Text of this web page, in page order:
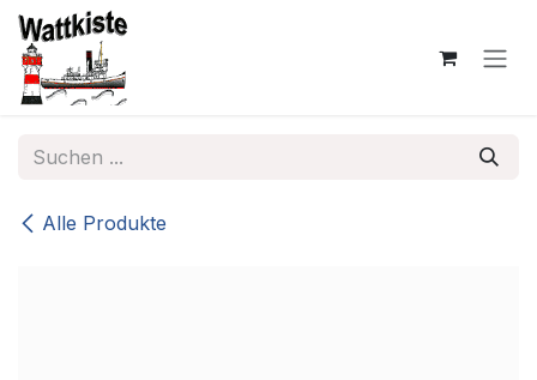
Zum Inhalt springen
Alle Produkte